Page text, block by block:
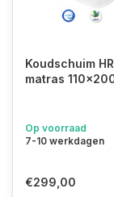
Koudschuim
matras
Op voorraad
7-10 werkdagen
€299,00